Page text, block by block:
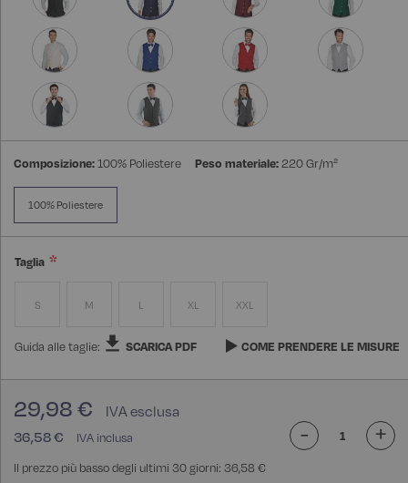
Composizione:100% Poliestere Peso materiale:220 Gr/m²
100% Poliestere
Taglia
S M L XL XXL
Guida alle taglie: SCARICA PDF COME PRENDERE LE MISURE
36,58 €
29,98 €
Il prezzo più basso degli ultimi 30 giorni: 36,58 €
- +